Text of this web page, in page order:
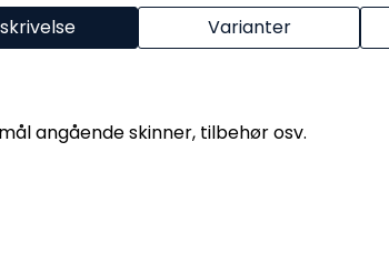
Varianter
angående skinner, tilbehør osv.